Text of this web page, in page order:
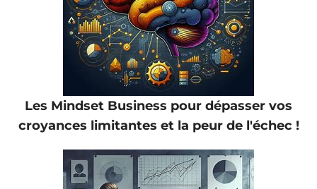
Les Mindset Business pour dépasser vos
croyances limitantes et la peur de l'échec !